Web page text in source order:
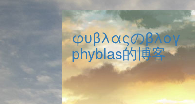
φυβλαςのβλογ
phyblas的博客